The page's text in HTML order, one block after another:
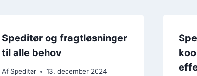
Speditør og fragtløsninger
til alle behov
Af Speditør 13. december 2024